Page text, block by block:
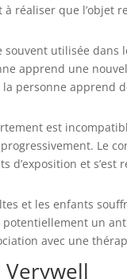
réaliser que l’objet
souvent utilisée
apprend une
personne apprend
est
Le
d’exposition et
et les enfants
potentiellement un
avec une